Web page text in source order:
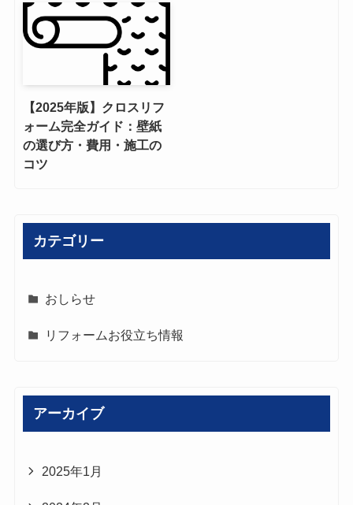
【2025年版】クロスリフ
ォーム完全ガイド：壁紙
の選び方・費用・施工の
コツ
カテゴリー
おしらせ
リフォームお役立ち情報
アーカイブ
2025年1月